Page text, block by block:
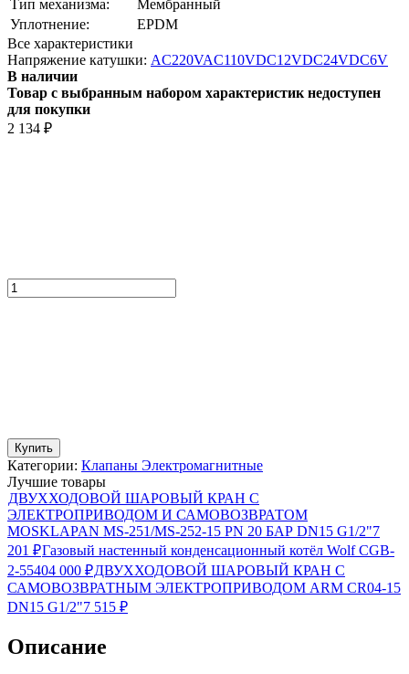
Тип механизма:
Мембранный
Уплотнение:
EPDM
Все характеристики
Напряжение катушки: AC220VAC110VDC12VDC24VDC6V
В наличии
Товар с выбранным набором характеристик недоступен
для покупки
2 134 ₽
Купить
Категории: Клапаны Электромагнитные
Лучшие товары
ДВУХХОДОВОЙ ШАРОВЫЙ КРАН С
ЭЛЕКТРОПРИВОДОМ И САМОВОЗВРАТОМ
MOSKLAPAN MS-251/MS-252-15 PN 20 БАР DN15 G1/2"7
201 ₽Газовый настенный конденсационный котёл Wolf CGB-
2-55404 000 ₽ДВУХХОДОВОЙ ШАРОВЫЙ КРАН С
САМОВОЗВРАТНЫМ ЭЛЕКТРОПРИВОДОМ ARM CR04-15
DN15 G1/2"7 515 ₽
Описание